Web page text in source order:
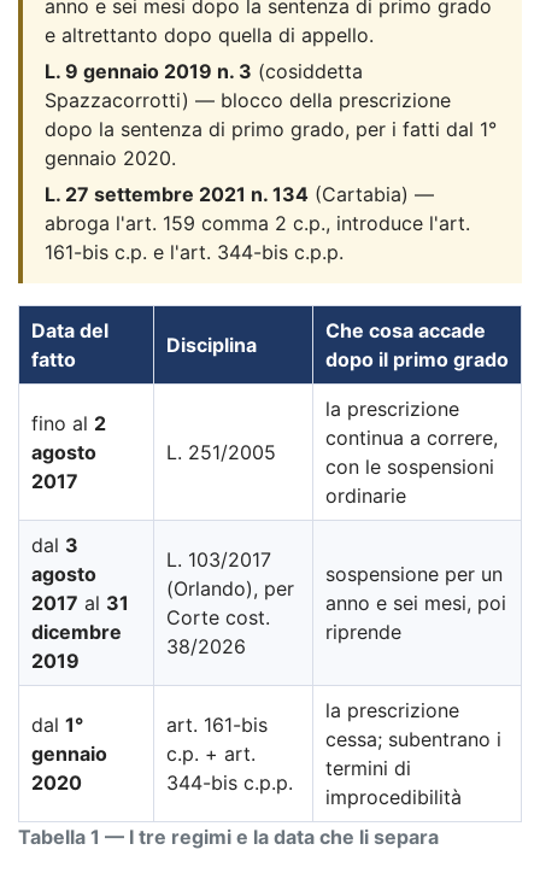
anno e sei mesi dopo la sentenza di primo grado
e altrettanto dopo quella di appello.
L. 9 gennaio 2019 n. 3 (cosiddetta
Spazzacorrotti) — blocco della prescrizione
dopo la sentenza di primo grado, per i fatti dal 1°
gennaio 2020.
L. 27 settembre 2021 n. 134 (Cartabia) —
abroga l'art. 159 comma 2 c.p., introduce l'art.
161-bis c.p. e l'art. 344-bis c.p.p.
Tabella 1 — I tre regimi e la data che li separa
Data del
fatto
Disciplina
Che cosa accade
dopo il primo grado
fino al 2
agosto
2017
L. 251/2005
la prescrizione
continua a correre,
con le sospensioni
ordinarie
dal 3
agosto
2017 al 31
dicembre
2019
L. 103/2017
(Orlando), per
Corte cost.
38/2026
sospensione per un
anno e sei mesi, poi
riprende
dal 1°
gennaio
2020
art. 161-bis
c.p. + art.
344-bis c.p.p.
la prescrizione
cessa; subentrano i
termini di
improcedibilità